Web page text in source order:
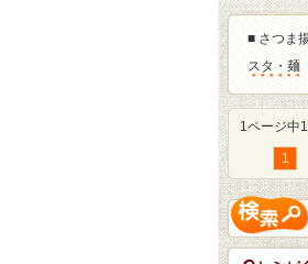
■ さつま
スタ・麺
1ページ中
1